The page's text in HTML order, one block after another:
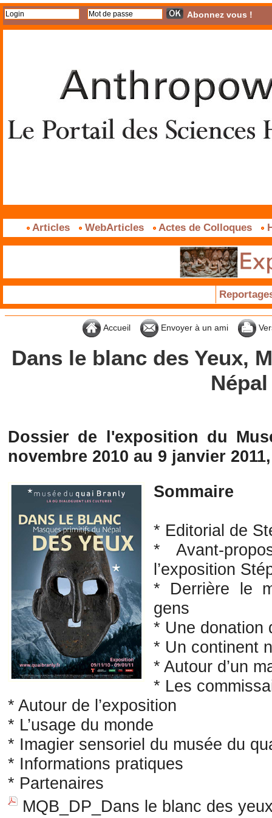
Abonnez vous !
Articles WebArticles Actes de Colloques
Accueil Envoyer à un ami
Dans le blanc des Yeux,
Népal
Dossier de l'exposition du
novembre 2010 au 9 janvier
Sommaire
* Editorial de
* Avant-
l’exposition
* Derrière le
gens
* Une donation
* Un continent
* Autour d’un
* Les
* Autour de l’exposition
* L’usage du monde
* Imagier sensoriel du musée du
* Informations pratiques
* Partenaires
MQB_DP_Dans le blanc des